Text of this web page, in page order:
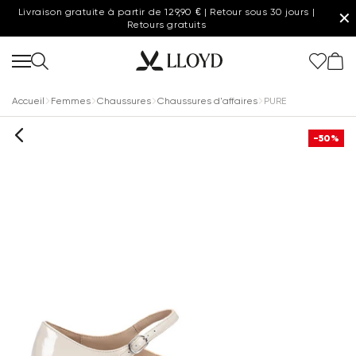
Livraison gratuite à partir de 129,90 € | Retour sous 30 jours |
Retours gratuits
✕
Accueil Femmes Chaussures Chaussures d'affaires PURE
-50%